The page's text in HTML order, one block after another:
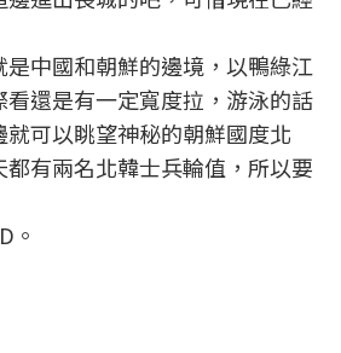
中國和朝鮮的邊境，以鴨綠江
還是有一定寬度拉，游泳的話
可以眺望神秘的朝鮮國度北
有兩名北韓士兵輪值，所以要
。